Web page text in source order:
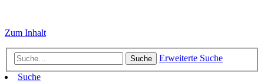
Zum Inhalt
Suche
Erweiterte Suche
Suche